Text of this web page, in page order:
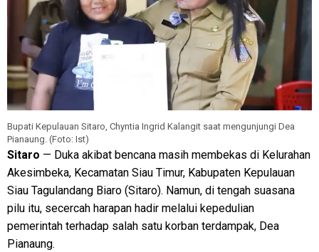
Bupati Kepulauan Sitaro, Chyntia Ingrid Kalangit saat mengunjungi Dea
Pianaung. (Foto: Ist)
Sitaro — Duka akibat bencana masih membekas di Kelurahan
Akesimbeka, Kecamatan Siau Timur, Kabupaten Kepulauan
Siau Tagulandang Biaro (Sitaro). Namun, di tengah suasana
pilu itu, secercah harapan hadir melalui kepedulian
pemerintah terhadap salah satu korban terdampak, Dea
Pianaung.